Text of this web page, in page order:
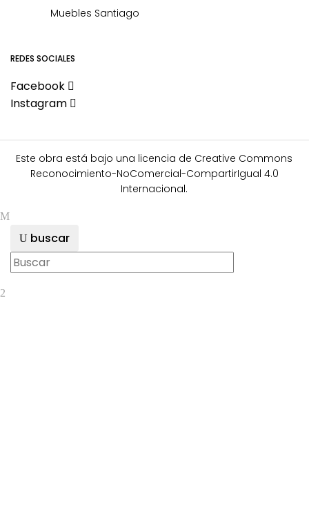
Muebles Santiago
REDES SOCIALES
Facebook
Instagram
Este obra está bajo una licencia de Creative Commons
Reconocimiento-NoComercial-CompartirIgual 4.0
Internacional.
buscar